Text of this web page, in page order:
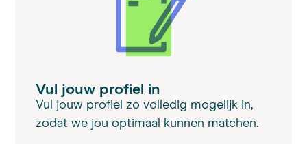
Vul jouw profiel in
Vul jouw profiel zo volledig mogelijk in,
zodat we jou optimaal kunnen matchen.